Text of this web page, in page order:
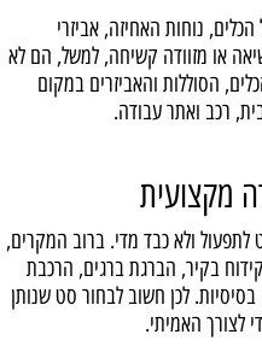
נוחות האחיזה, אביזרי
או מזוודה קשיחה, למשל, הם לא
הסוללות והאביזרים במקום
רכב ואתר עבודה.
מקצועית
לתפעול ולא כבד מדי. ברוב המקרים,
בקיר, הברגת ברגים, הרכבת
לכן חשוב לבחור סט שנותן
לצורך האמיתי.